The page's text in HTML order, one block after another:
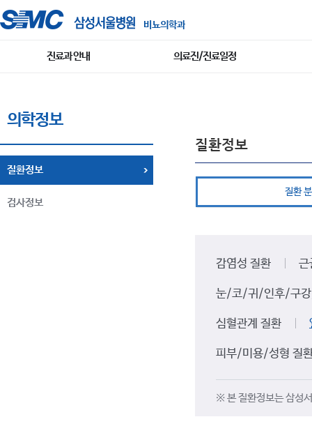
비뇨의학과
진료과 안내 의료진/진료일정
의학정보
질환정보
검사정보
질환정보
질환
감염성 질환 근
눈/코/귀/인후/구
심혈관계 질환
피부/미용/성형 질
※ 본 질환정보는 삼성